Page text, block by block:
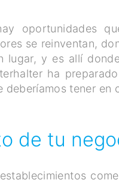
oportunidades
se reinventan,
lugar, y es allí
ha
tener en
de tu